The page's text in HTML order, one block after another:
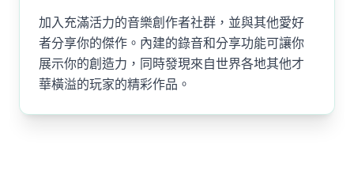
加入充滿活力的音樂創作者社群，並與其他愛好
者分享你的傑作。內建的錄音和分享功能可讓你
展示你的創造力，同時發現來自世界各地其他才
華橫溢的玩家的精彩作品。